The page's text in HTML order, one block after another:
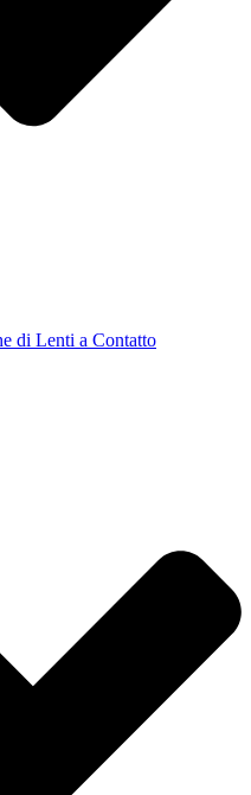
di Lenti a Contatto